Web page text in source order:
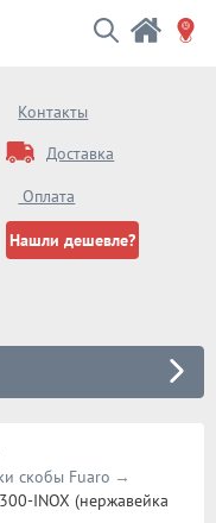
Контакты
Доставка
Оплата
Нашли дешевле?
скобы Fuaro
INOX (нержавейка